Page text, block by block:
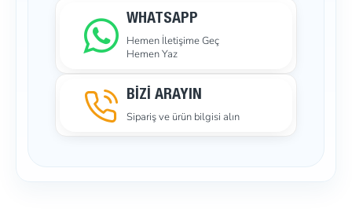
WHATSAPP
Hemen İletişime Geç
Hemen Yaz
BİZİ ARAYIN
Sipariş ve ürün bilgisi alın